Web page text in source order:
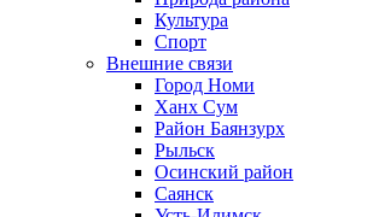
Культура
Спорт
Внешние связи
Город Номи
Ханх Сум
Район Баянзурх
Рыльск
Осинский район
Саянск